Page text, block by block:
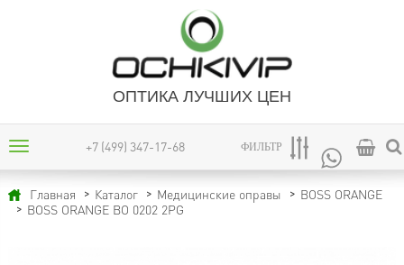
ОПТИКА ЛУЧШИХ ЦЕН
+7 (499) 347-17-68 ФИЛЬТР
Главная Каталог Медицинские оправы
BOSS ORANGE
BOSS ORANGE BO 0202 2PG